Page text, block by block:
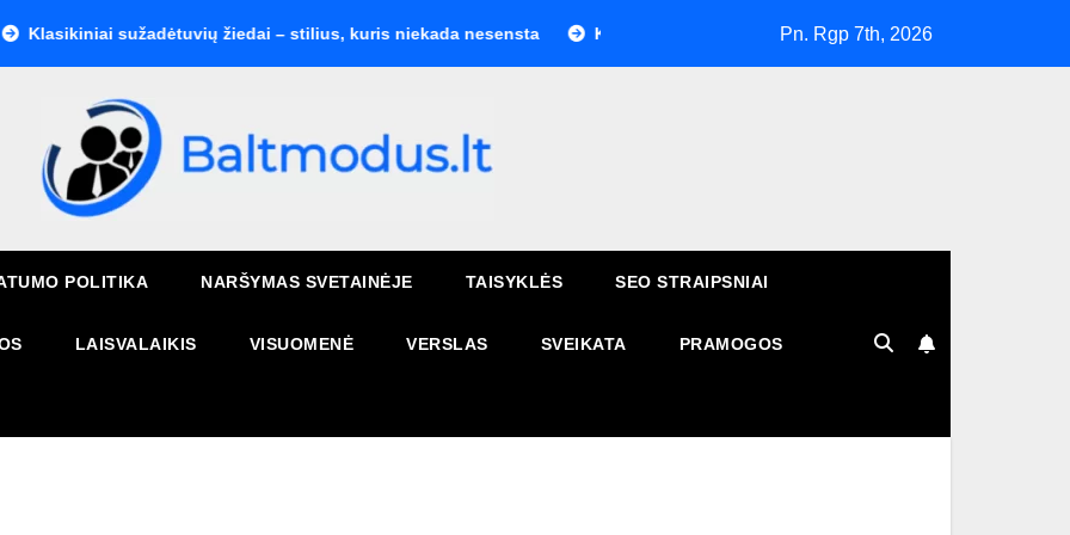
sužadėtuvių žiedai – stilius, kuris niekada nesensta Kaip atpažinti patikimą telefonų taisyklą ir išvengti nekokybiško
Pn. Rgp 7th, 2026
POLITIKA NARŠYMAS SVETAINĖJE TAISYKLĖS SEO STRAIPSNIAI
LAISVALAIKIS VISUOMENĖ VERSLAS SVEIKATA PRAMOGOS